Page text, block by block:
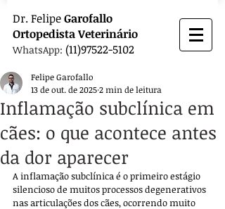
Dr. FelipeGarofallo
OrtopedistaVeterinário
WhatsApp: (11)97522-5102
Inflamação subclínica em
cães: o que acontece antes
da dor aparecer
Felipe Garofallo
13 de out. de 20252 min de leitura
A inflamação subclínica é o primeiro estágio
silencioso de muitos processos degenerativos
nas articulações dos cães, ocorrendo muito